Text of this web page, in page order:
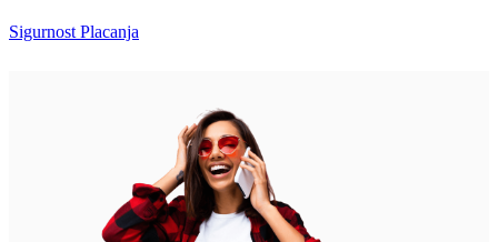
Sigurnost Placanja